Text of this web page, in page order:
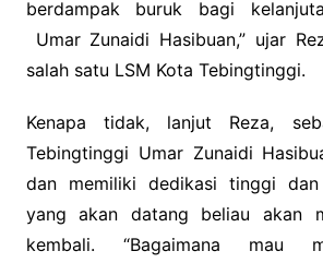
berdampak buruk bagi
Umar Zunaidi Hasibuan,” ujar
salah satu LSM Kota Tebingtinggi.
Kenapa tidak, lanjut Reza,
Tebingtinggi Umar Zunaidi
dan memiliki dedikasi tinggi
yang akan datang beliau akan
kembali. “Bagaimana mau